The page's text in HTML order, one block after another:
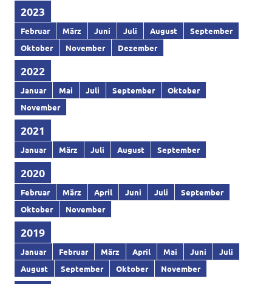
2023
Februar März Juni Juli August
September
Oktober
November Dezember
2022
Januar Mai Juli September
Oktober
November
2021
Januar März Juli August September
2020
Februar März April Juni Juli
September
Oktober
November
2019
Januar Februar März April Mai Juni
Juli
August
September Oktober November